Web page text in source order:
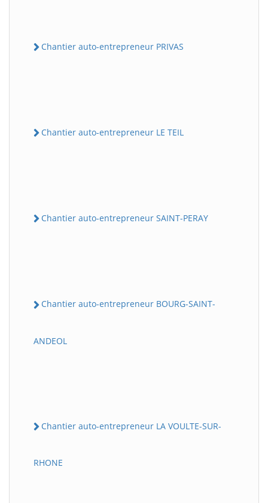
Chantier auto-entrepreneur PRIVAS
Chantier auto-entrepreneur LE TEIL
Chantier auto-entrepreneur SAINT-PERAY
Chantier auto-entrepreneur BOURG-SAINT-
ANDEOL
Chantier auto-entrepreneur LA VOULTE-SUR-
RHONE